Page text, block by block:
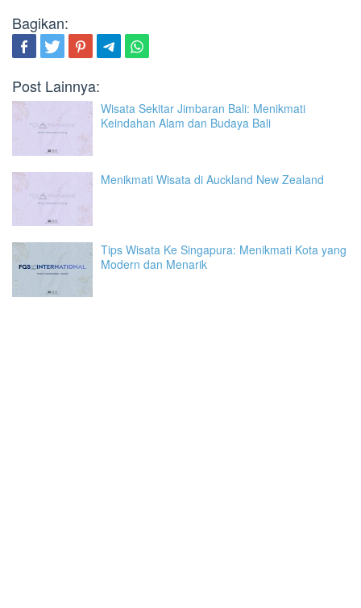
Bagikan:
Post Lainnya:
Wisata Sekitar Jimbaran Bali: Menikmati
Keindahan Alam dan Budaya Bali
Menikmati Wisata di Auckland New Zealand
Tips Wisata Ke Singapura: Menikmati Kota yang
Modern dan Menarik